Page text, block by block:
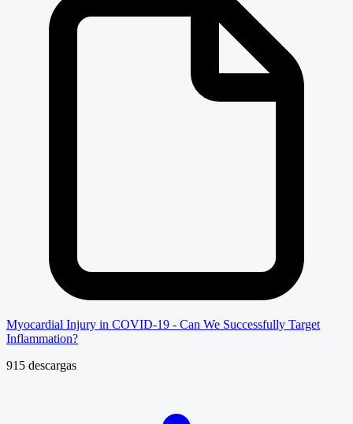
Myocardial Injury in COVID-19 - Can We Successfully Target
Inflammation?
915 descargas